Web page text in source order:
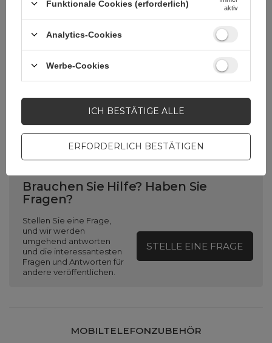
Verpackungshöhe in
Zentimetern
33,8
Zentimetern
Zentimetern
Brauchen Sie Hilfe? Haben Sie
Fragen?
Stellen Sie eine Frage,
und wir werden
umgehend antworten
und die interessantesten
Fragen und Antworten für
andere veröffentlichen.
STELLE EINE FRAGE
MOBILTELEFONZUBEHÖR
Funktionale Cookies (erforderlich)
aktiv
Analytics-Cookies
Werbe-Cookies
ERFORDERLICH BESTÄTIGEN
ICH BESTÄTIGE ALLE